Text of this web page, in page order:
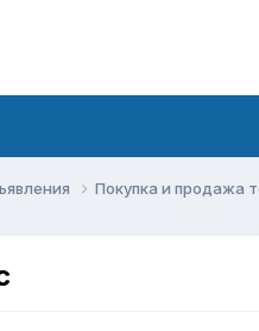
Покупка и продажа